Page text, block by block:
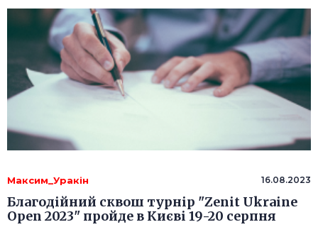
Максим_Уракін 16.08.2023
Благодійний сквош турнір "Zenit Ukraine
Open 2023" пройде в Києві 19-20 серпня